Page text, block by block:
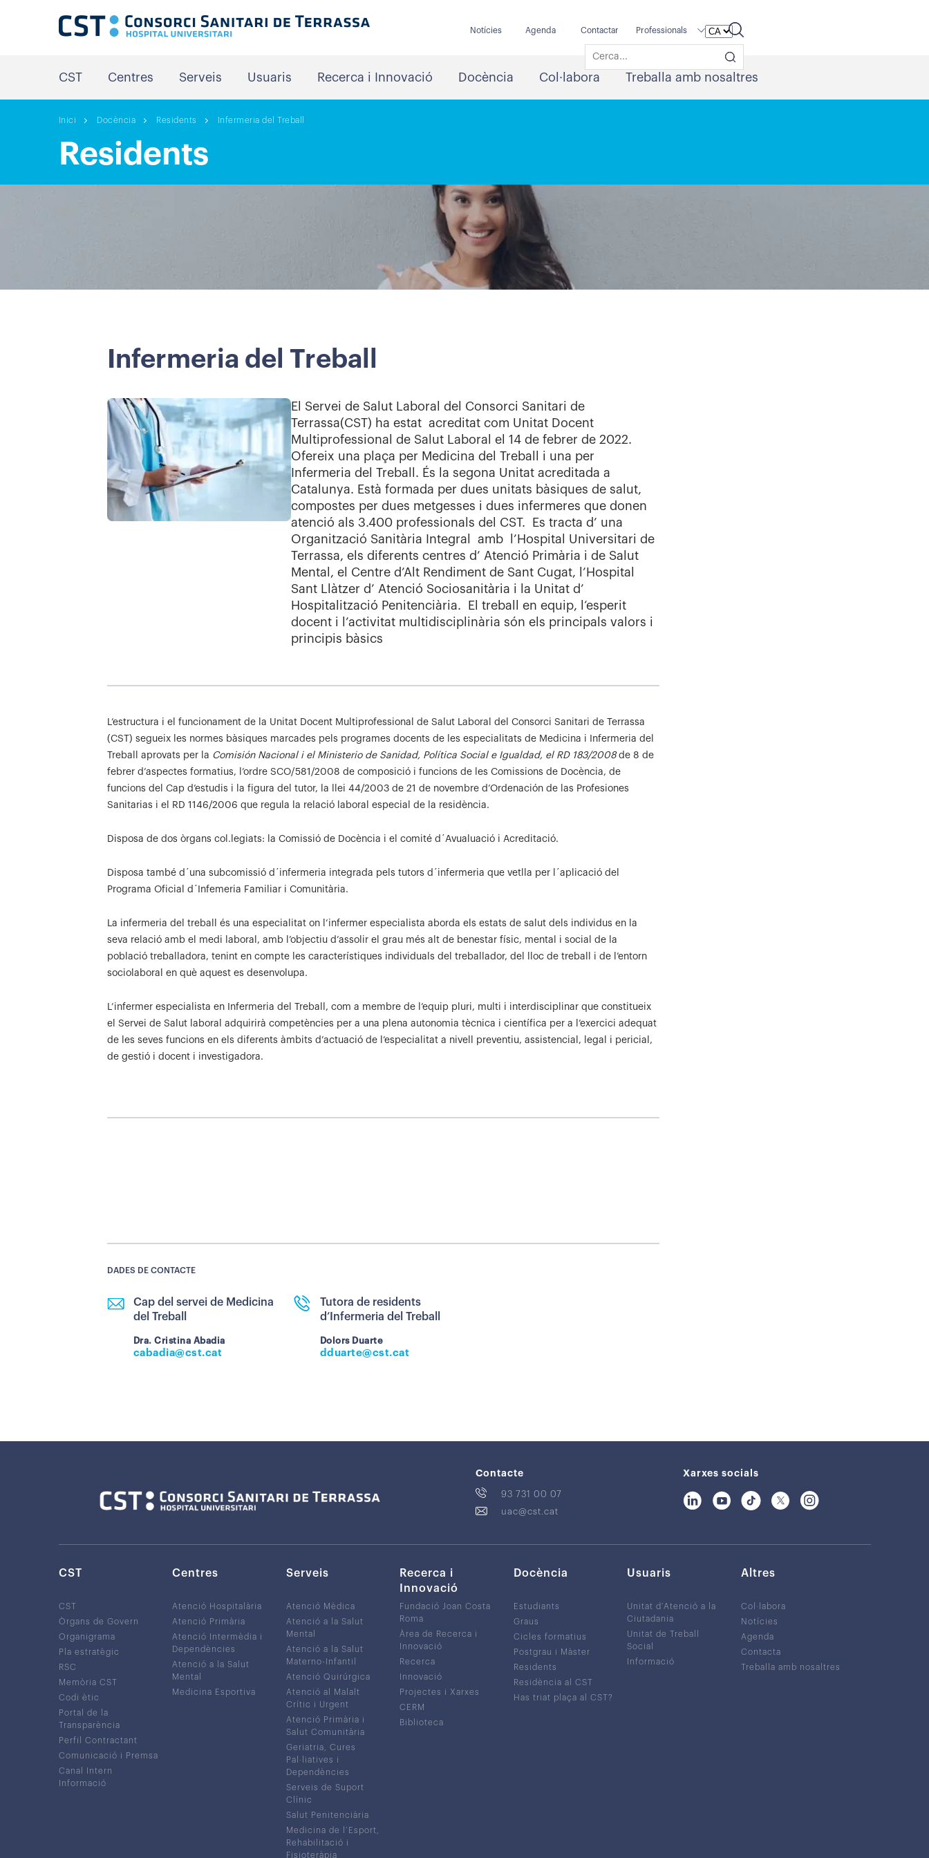
Notícies Agenda Contactar Professionals
CST Centres Serveis Usuaris Recerca i Innovació Docència Col·labora Treballa amb nosaltres
Inici Docència Residents Infermeria del Treball
Residents
Infermeria del Treball
El Servei de Salut Laboral del Consorci Sanitari de
Terrassa(CST) ha estat acreditat com Unitat Docent
Multiprofessional de Salut Laboral el 14 de febrer de 2022.
Ofereix una plaça per Medicina del Treball i una per
Infermeria del Treball. És la segona Unitat acreditada a
Catalunya. Està formada per dues unitats bàsiques de salut,
compostes per dues metgesses i dues infermeres que donen
atenció als 3.400 professionals del CST. Es tracta d’ una
Organització Sanitària Integral amb l’Hospital Universitari de
Terrassa, els diferents centres d’ Atenció Primària i de Salut
Mental, el Centre d’Alt Rendiment de Sant Cugat, l’Hospital
Sant Llàtzer d’ Atenció Sociosanitària i la Unitat d’
Hospitalització Penitenciària. El treball en equip, l‘esperit
docent i l’activitat multidisciplinària són els principals valors i
principis bàsics
L’estructura i el funcionament de la Unitat Docent Multiprofessional de Salut Laboral del Consorci Sanitari de Terrassa
(CST) segueix les normes bàsiques marcades pels programes docents de les especialitats de Medicina i Infermeria del
Treball aprovats per la Comisión Nacional i el Ministerio de Sanidad, Política Social e Igualdad, el RD 183/2008de 8 de
febrer d’aspectes formatius, l’ordre SCO/581/2008 de composició i funcions de les Comissions de Docència, de
funcions del Cap d’estudis i la figura del tutor, la llei 44/2003 de 21 de novembre d’Ordenación de las Profesiones
Sanitarias i el RD 1146/2006 que regula la relació laboral especial de la residència.
Disposa de dos òrgans col.legiats: la Comissió de Docència i el comité d´Avualuació i Acreditació.
Disposa també d´una subcomissió d´infermeria integrada pels tutors d´infermeria que vetlla per l´aplicació del
Programa Oficial d´Infemeria Familiar i Comunitària.
La infermeria del treball és una especialitat on l’infermer especialista aborda els estats de salut dels individus en la
seva relació amb el medi laboral, amb l’objectiu d’assolir el grau més alt de benestar físic, mental i social de la
població treballadora, tenint en compte les característiques individuals del treballador, del lloc de treball i de l’entorn
sociolaboral en què aquest es desenvolupa.
L’infermer especialista en Infermeria del Treball, com a membre de l’equip pluri, multi i interdisciplinar que constitueix
el Servei de Salut laboral adquirirà competències per a una plena autonomia tècnica i científica per a l’exercici adequat
de les seves funcions en els diferents àmbits d’actuació de l’especialitat a nivell preventiu, assistencial, legal i pericial,
de gestió i docent i investigadora.
DADES DE CONTACTE
Cap del servei de Medicina
del Treball
Dra. Cristina Abadia
cabadia@cst.cat
Tutora de residents
d’Infermeria del Treball
Dolors Duarte
dduarte@cst.cat
Contacte
93 731 00 07
uac@cst.cat
Xarxes socials
CST
CST
Òrgans de Govern
Organigrama
Pla estratègic
RSC
Memòria CST
Codi ètic
Portal de la
Transparència
Perfil Contractant
Comunicació i Premsa
Canal Intern
Informació
Centres
Atenció Hospitalària
Atenció Primària
Atenció Intermèdia i
Dependències
Atenció a la Salut
Mental
Medicina Esportiva
Serveis
Atenció Mèdica
Atenció a la Salut
Mental
Atenció a la Salut
Materno-Infantil
Atenció Quirúrgica
Atenció al Malalt
Crític i Urgent
Atenció Primària i
Salut Comunitària
Geriatria, Cures
Pal·liatives i
Dependències
Serveis de Suport
Clínic
Salut Penitenciària
Medicina de l’Esport,
Rehabilitació i
Fisioteràpia
Recerca i
Innovació
Fundació Joan Costa
Roma
Àrea de Recerca i
Innovació
Recerca
Innovació
Projectes i Xarxes
CERM
Biblioteca
Docència
Estudiants
Graus
Cicles formatius
Postgrau i Màster
Residents
Residència al CST
Has triat plaça al CST?
Usuaris
Unitat d’Atenció a la
Ciutadania
Unitat de Treball
Social
Informació
Altres
Col·labora
Notícies
Agenda
Contacta
Treballa amb nosaltres